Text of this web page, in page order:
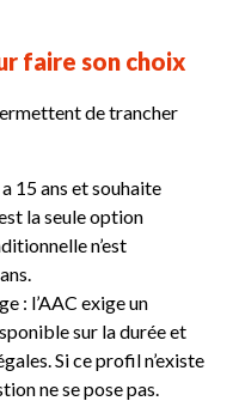
faire son choix
de trancher
15 ans et souhaite
la seule option
n’est
: l’AAC exige un
sur la durée et
Si ce profil n’existe
ne se pose pas.